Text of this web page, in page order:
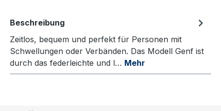
Beschreibung
Zeitlos, bequem und perfekt für Personen mit
Schwellungen oder Verbänden. Das Modell Genf ist
durch das federleichte und l… Mehr